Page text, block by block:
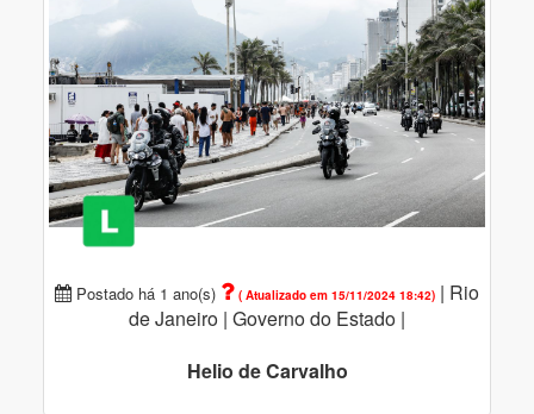
Postado há 1 ano(s) ( Atualizado em 15/11/2024 18:42) | Rio
de Janeiro | Governo do Estado |
Helio de Carvalho